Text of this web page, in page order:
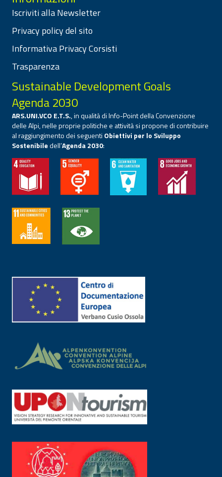
Iscriviti alla Newsletter
Privacy policy del sito
Informativa Privacy Corsisti
Trasparenza
Sustainable Development Goals
Agenda 2030
ARS.UNI.VCO E.T.S., in qualità di Info-Point della Convenzione
delle Alpi, nelle proprie politiche e attività si propone di contribuire
al raggiungimento dei seguenti Obiettivi per lo Sviluppo
Sostenibiledell’Agenda 2030: